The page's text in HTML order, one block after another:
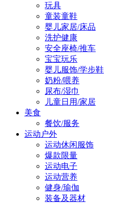
玩具
童装童鞋
婴儿家居/床品
洗护健康
安全座椅/推车
宝宝玩乐
婴儿服饰/学步鞋
奶粉/喂养
尿布/湿巾
儿童日用/家居
美食
餐饮/服务
运动户外
运动休闲服饰
爆款限量
运动电子
运动营养
健身/瑜伽
装备及器材